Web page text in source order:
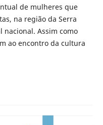
de mulheres que
na região da Serra
nacional. Assim como
ao encontro da cultura